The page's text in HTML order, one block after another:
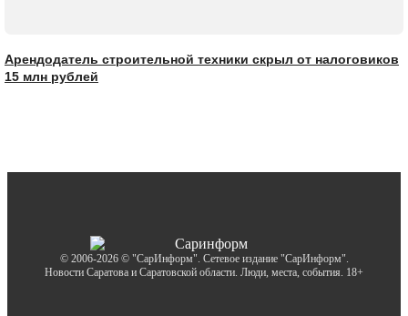
Арендодатель строительной техники скрыл от налоговиков
15 млн рублей
© 2006-2026 © "СарИнформ". Сетевое издание "СарИнформ".
Новости Саратова и Саратовской области. Люди, места, события. 18+